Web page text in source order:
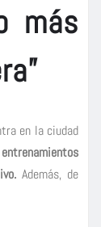
más
en la ciudad
Además, de